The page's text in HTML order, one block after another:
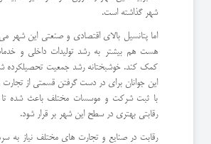
شهر گذاشته است.
اما پتانسیل بالای اقتصادی و صنعتی این شهر می
هست هم بیشتر به رشد تولیدات داخلی و
کمک کند. خوشبختانه رشد جمعیت تحصیلکرده
این جوانان برای در دست گرفتن قسمتی از تجارت
با ثبت شرکت و موسسات مختلف باعث شده تا
رقابتی بهتری در سطح این شهر بر قرار شود.
رقابت در صنایع و تجارت های مختلف نیاز به